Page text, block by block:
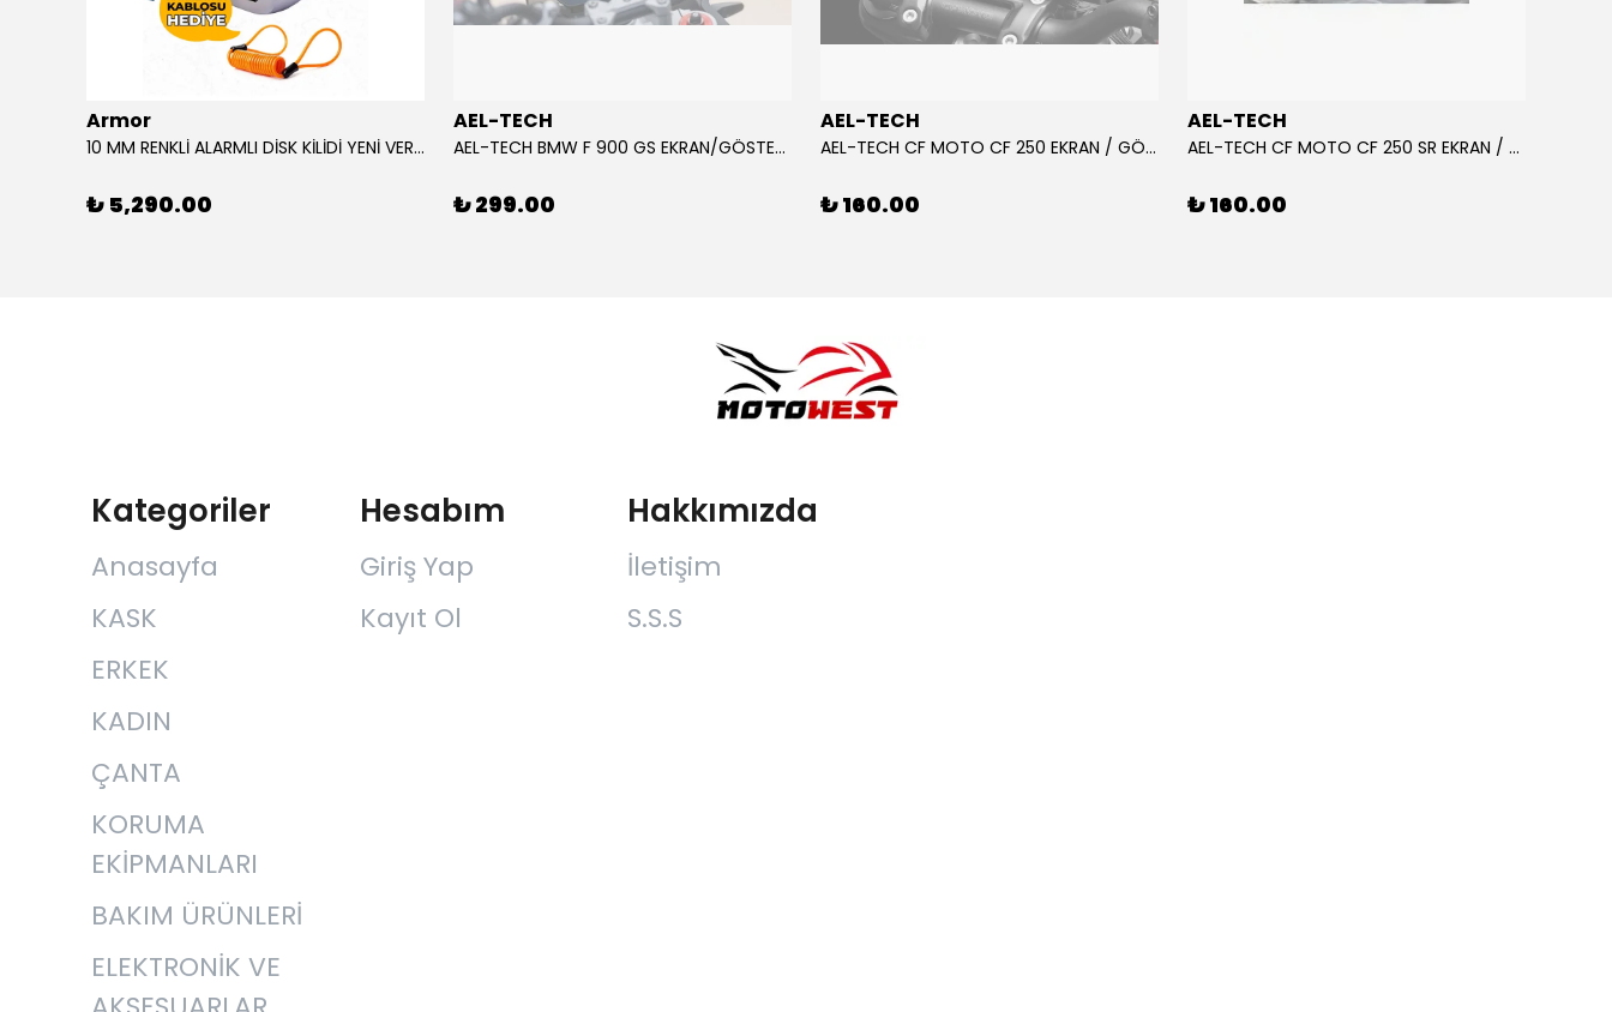
Armor
10 MM RENKLİ ALARMLI DİSK KİLİDİ YENİ VERSİYON
₺ 5,290.00
AEL-TECH
AEL-TECH BMW F 900 GS EKRAN/GÖSTERGE KORUYUCU 2024-2025
₺ 299.00
AEL-TECH
AEL-TECH CF MOTO CF 250 EKRAN / GÖSTERGE KORUYUCU 2020-2022
₺ 160.00
AEL-TECH
AEL-TECH CF MOTO CF 250 SR EKRAN / GÖSTERGE KORUYUCU 2023-2025
₺ 160.00
Kategoriler
Anasayfa
KASK
ERKEK
KADIN
ÇANTA
KORUMA
EKİPMANLARI
BAKIM ÜRÜNLERİ
ELEKTRONİK VE
Hesabım
Giriş Yap
Kayıt Ol
Hakkımızda
İletişim
S.S.S